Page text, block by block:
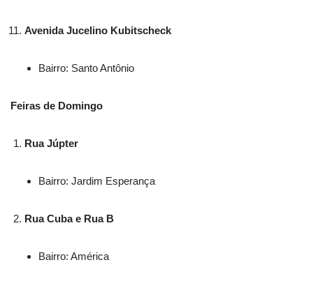
Avenida Jucelino Kubitscheck
Bairro: Santo Antônio
Feiras de Domingo
Rua Júpter
Bairro: Jardim Esperança
Rua Cuba e Rua B
Bairro: América